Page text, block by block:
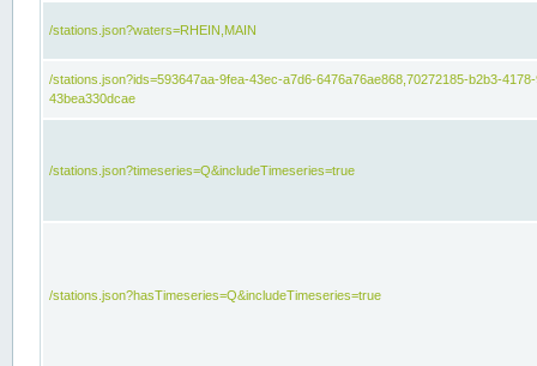
/stations.json?waters=RHEIN,MAIN
/stations.json?ids=593647aa-9fea-43ec-a7d6-6476a76ae868,70272185-b2b3-
43bea330dcae
/stations.json?timeseries=Q&includeTimeseries=true
/stations.json?hasTimeseries=Q&includeTimeseries=true